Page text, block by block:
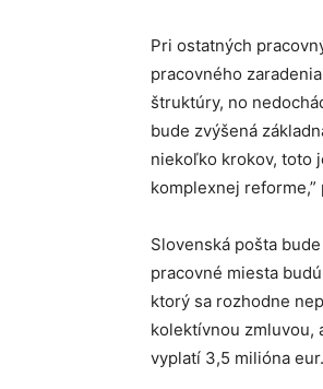
Pri ostatných
pracovného
štruktúry, no
bude zvýšená
niekoľko krokov, toto
komplexnej
Slovenská pošta
pracovné miesta
ktorý sa rozhodne
kolektívnou zmluvou,
vyplatí 3,5 milióna eur.